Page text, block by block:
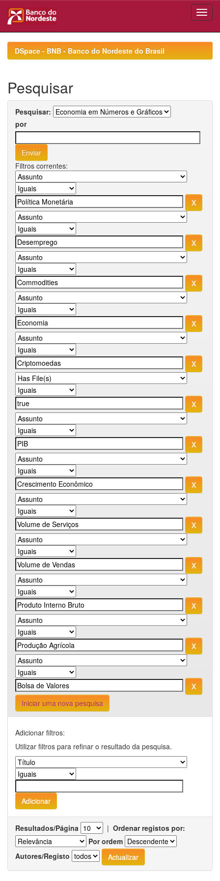
navigationDSpace - BNB - Banco do Nordeste do Brasil
Pesquisar
Pesquisar:
por
Filtros correntes:
Iniciar uma nova pesquisa
Adicionar filtros:
Utilizar filtros para refinar o resultado da pesquisa.
Resultados/Página | Ordenar registos por:
Por ordem
Autores/Registo